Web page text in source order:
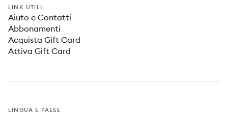
LINK UTILI
Aiuto e Contatti
Abbonamenti
Acquista Gift Card
Attiva Gift Card
LINGUA E PAESE